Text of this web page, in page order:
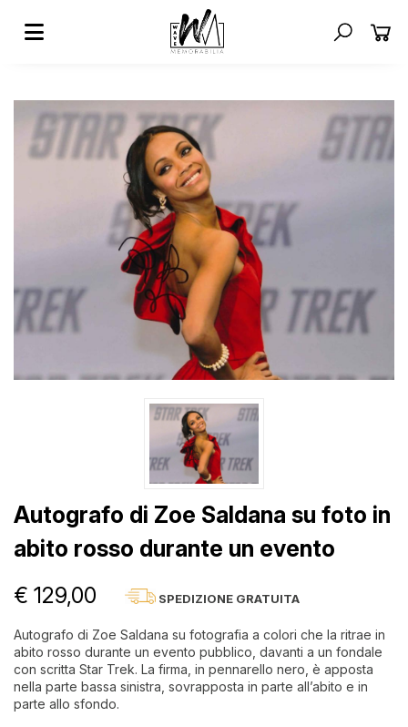
Autografo di Zoe Saldana su foto in
abito rosso durante un evento
€ 129,00 SPEDIZIONE GRATUITA
Autografo di Zoe Saldana su fotografia a colori che la ritrae in
abito rosso durante un evento pubblico, davanti a un fondale
con scritta Star Trek. La firma, in pennarello nero, è apposta
nella parte bassa sinistra, sovrapposta in parte all’abito e in
parte allo sfondo.